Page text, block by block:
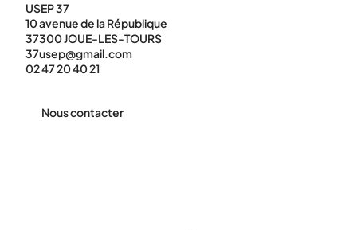
USEP 37
10 avenue de la République
37300 JOUE-LES-TOURS
37usep@gmail.com
02 47 20 40 21
Nous contacter